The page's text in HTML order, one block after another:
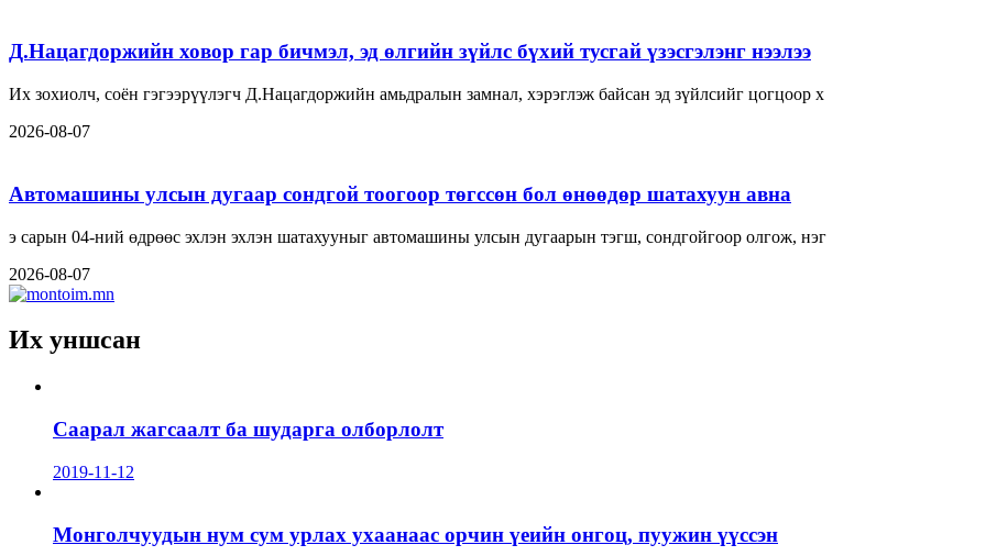
Д.Нацагдоржийн ховор гар бичмэл, эд өлгийн зүйлс бүхий тусгай үзэсгэлэнг нээлээ
Их зохиолч, соён гэгээрүүлэгч Д.Нацагдоржийн амьдралын замнал, хэрэглэж байсан эд зүйлсийг цогцоор х
2026-08-07
Автомашины улсын дугаар сондгой тоогоор төгссөн бол өнөөдөр шатахуун авна
э сарын 04-ний өдрөөс эхлэн эхлэн шатахууныг автомашины улсын дугаарын тэгш, сондгойгоор олгож, нэг
2026-08-07
Их уншсан
Саарал жагсаалт ба шударга олборлолт
2019-11-12
Монголчуудын нум сум урлах ухаанаас орчин үеийн онгоц, пуужин үүссэн